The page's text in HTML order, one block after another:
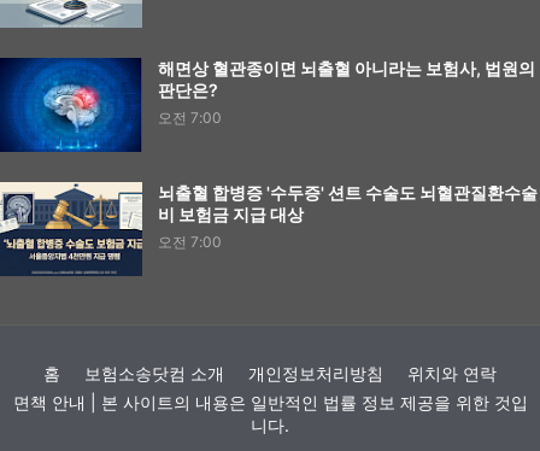
해면상 혈관종이면 뇌출혈 아니라는 보험사, 법원의
판단은?
오전 7:00
뇌출혈 합병증 '수두증' 션트 수술도 뇌혈관질환수술
비 보험금 지급 대상
오전 7:00
홈 보험소송닷컴 소개 개인정보처리방침
위치와 연락
면책 안내 | 본 사이트의 내용은 일반적인 법률 정보 제공을 위한 것입
니다.